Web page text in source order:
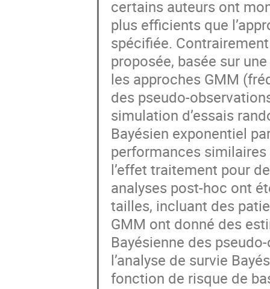
certains auteurs ont
plus efficients que
spécifiée.
proposée, basée sur
les approches GMM
des pseudo-
simulation d’essais
Bayésien exponentiel
performances similaires
l’effet traitement pour
analyses post-hoc ont
tailles, incluant des
GMM ont donné des
Bayésienne des
l’analyse de survie
fonction de risque de